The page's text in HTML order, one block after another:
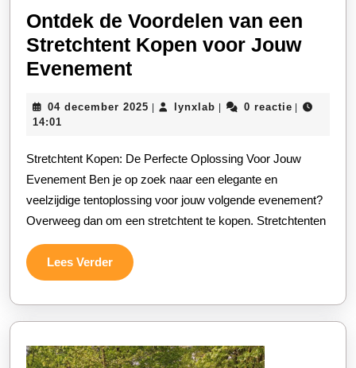
Ontdek de Voordelen van een
Stretchtent Kopen voor Jouw
EvenementOntdek
Voordelen
een
Stretchtent
Kopen
Jouw
04 december 2025 04
| lynxlab lynxlab
| 0 reactie |
14:01
Stretchtent Kopen: De Perfecte Oplossing Voor Jouw
Evenement Ben je op zoek naar een elegante en
veelzijdige tentoplossing voor jouw volgende evenement?
Overweeg dan om een stretchtent te kopen. Stretchtenten
Lees VerderLees
Verder